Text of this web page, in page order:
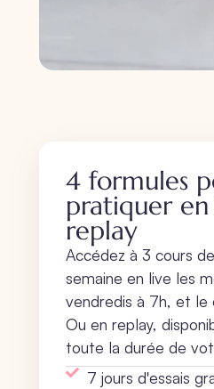
4 formules
pratiquer
replay
Accédez à 3 cours
semaine en live les
vendredis à 7h, et le
Ou en replay,
toute la durée de
7 jours d'essais